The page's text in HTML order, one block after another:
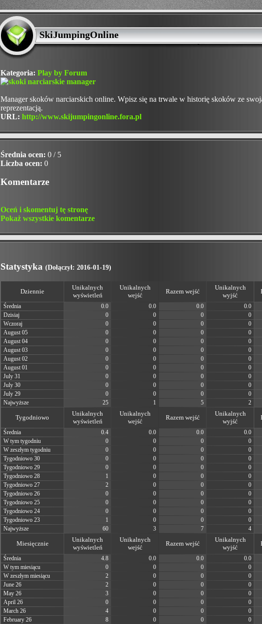
SkiJumpingOnline
Kategoria: Play by Forum
Manager skoków narciarskich online. Wpisz się na trwale w historię skoków ze
reprezentacją.
URL: http://www.skijumpingonline.fora.pl
Średnia ocen: 0 / 5
Liczba ocen: 0
Komentarze
Oceń i skomentuj tę stronę
Pokaż wszystkie komentarze
Statystyka (Dołączył: 2016-01-19)
Dziennie
Unikalnych
wyświetleń
Unikalnych
wejść
Razem wejść
Unikalnych
wyjść
Średnia 0.0 0.0 0.0 0.0
Dzisiaj
0 0 0 0
Wczoraj
0 0 0 0
August 05
0 0 0 0
August 04
0 0 0 0
August 03
0 0 0 0
August 02
0 0 0 0
August 01
0 0 0 0
July 31
0 0 0 0
July 30
0 0 0 0
July 29
0 0 0 0
Najwyższe
25 1 5 2
Tygodniowo
Unikalnych
wyświetleń
Unikalnych
wejść
Razem wejść
Unikalnych
wyjść
Średnia 0.4 0.0 0.0 0.0
W tym tygodniu
0 0 0 0
W zeszłym tygodniu
0 0 0 0
Tygodniowo 30
0 0 0 0
Tygodniowo 29
0 0 0 0
Tygodniowo 28
1 0 0 0
Tygodniowo 27
2 0 0 0
Tygodniowo 26
0 0 0 0
Tygodniowo 25
0 0 0 0
Tygodniowo 24
0 0 0 0
Tygodniowo 23
1 0 0 0
Najwyższe
60 3 7 4
Miesięcznie
Unikalnych
wyświetleń
Unikalnych
wejść
Razem wejść
Unikalnych
wyjść
Średnia 4.8 0.0 0.0 0.0
W tym miesiącu
0 0 0 0
W zeszłym miesiącu
2 0 0 0
June 26
2 0 0 0
May 26
3 0 0 0
April 26
0 0 0 0
March 26
4 0 0 0
February 26
8 0 0 0